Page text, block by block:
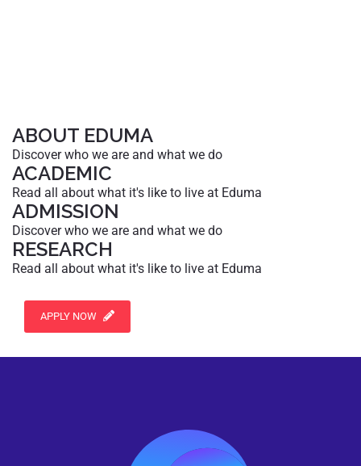
ABOUT EDUMA
Discover who we are and what we do
ACADEMIC
Read all about what it's like to live at Eduma
ADMISSION
Discover who we are and what we do
RESEARCH
Read all about what it's like to live at Eduma
APPLY NOW